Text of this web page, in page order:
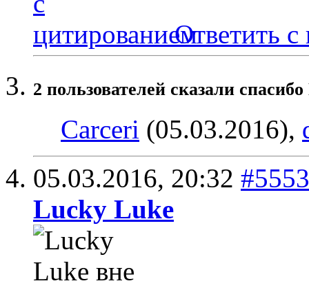
Ответить с
2 пользователей сказали
Carceri (05.03.2016),
05.03.2016, 20:32 #5553
Lucky Luke